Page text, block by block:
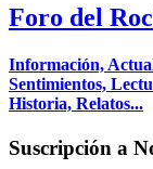
Foro del
Información,
Sentimientos,
Historia, Relatos...
Suscripción a